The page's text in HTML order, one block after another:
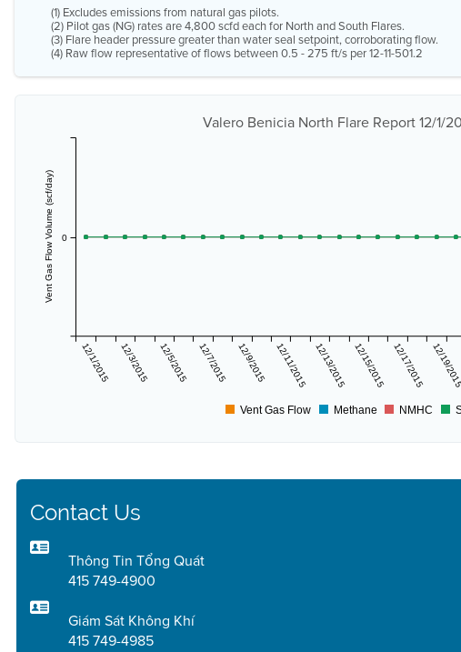
(1) Excludes emissions from natural gas pilots.
(2) Pilot gas (NG) rates are 4,800 scfd each for North and South Flares.
(3) Flare header pressure greater than water seal setpoint, corroborating flow.
(4) Raw flow representative of flows between 0.5 - 275 ft/s per 12-11-501.2
Valero Benicia North Flare Report 12/1/
12/1/2015 12/3/2015 12/5/2015 12/7/2015 12/9/2015 12/11/2015 12/13/2015 12/15/2015 12/17/2015 12/19/2015
Vent Gas Flow Volume (scf/day) 0
Vent Gas Flow Methane NMHC
Contact Us
Thông Tin Tổng Quát
415 749-4900
Giám Sát Không Khí
415 749-4985